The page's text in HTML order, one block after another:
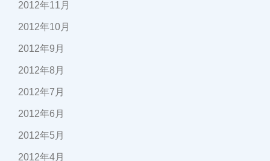
2012年11月
2012年10月
2012年9月
2012年8月
2012年7月
2012年6月
2012年5月
2012年4月